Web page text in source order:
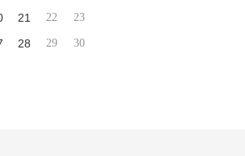
21 22 23
28 29 30